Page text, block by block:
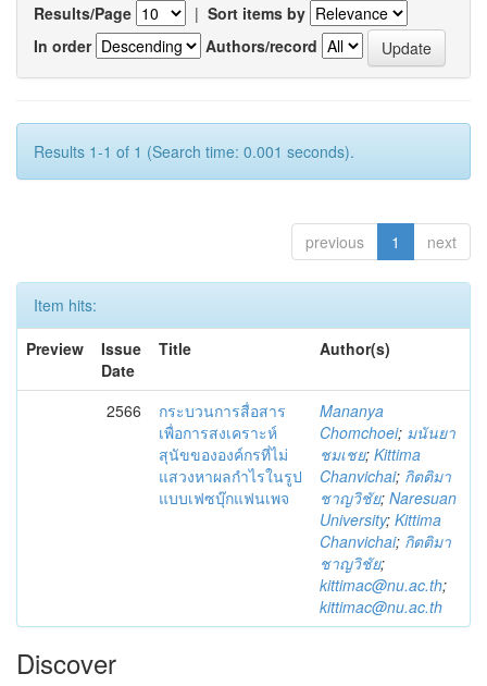
Results/Page | Sort items by
In order
Authors/record
Results 1-1 of 1 (Search time: 0.001 seconds).
previous 1 next
Item hits:
Preview
Issue
Date
Title Author(s)
2566
กระบวนการสื่อสาร
เพื่อการสงเคราะห์
สุนัขขององค์กรที่ไม่
แสวงหาผลกำไรในรูป
แบบเฟซบุ๊กแฟนเพจ
Mananya
Chomchoei; มนันยา
ชมเชย; Kittima
Chanvichai; กิตติมา
ชาญวิชัย; Naresuan
University; Kittima
Chanvichai; กิตติมา
ชาญวิชัย;
kittimac@nu.ac.th;
kittimac@nu.ac.th
Discover